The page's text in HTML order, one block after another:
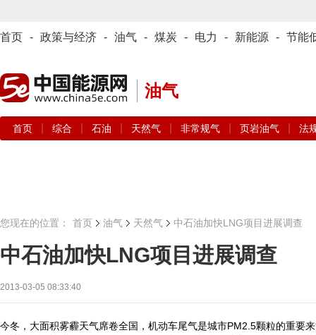
首页 - 政策与经济 - 油气 - 煤炭 - 电力 - 新能源 - 节能
油气
首页 综合 石油 天然气 非常规气 页岩油气 法
您现在的位置： 首页 油气 天然气 中石油加快LNG项目进展调查
中石油加快LNG项目进展调查
2013-03-05 08:33:40
今冬，大面积雾霾天气席卷全国，机动车尾气是城市PM2.5颗粒的重要